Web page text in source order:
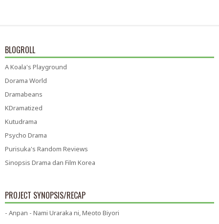
BLOGROLL
A Koala's Playground
Dorama World
Dramabeans
KDramatized
Kutudrama
Psycho Drama
Purisuka's Random Reviews
Sinopsis Drama dan Film Korea
PROJECT SYNOPSIS/RECAP
- Anpan - Nami Uraraka ni, Meoto Biyori